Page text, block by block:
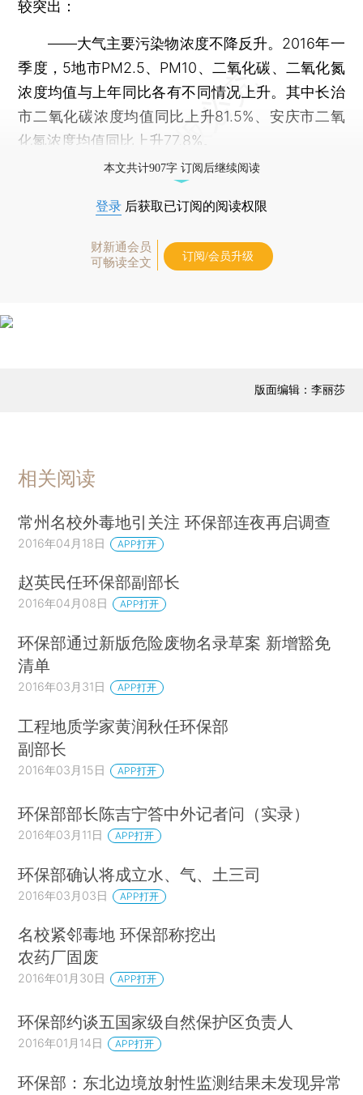
较突出：
——大气主要污染物浓度不降反升。2016年一
季度，5地市PM2.5、PM10、二氧化碳、二氧化氮
浓度均值与上年同比各有不同情况上升。其中长治
市二氧化碳浓度均值同比上升81.5%、安庆市二氧
化氮浓度均值同比上升77.8%。
本文共计907字 订阅后继续阅读
登录 后获取已订阅的阅读权限
财新通会员
可畅读全文
订阅/会员升级
版面编辑：李丽莎
相关阅读
常州名校外毒地引关注 环保部连夜再启调查
2016年04月18日 APP打开
赵英民任环保部副部长
2016年04月08日 APP打开
环保部通过新版危险废物名录草案 新增豁免
清单
2016年03月31日 APP打开
工程地质学家黄润秋任环保部
副部长
2016年03月15日 APP打开
环保部部长陈吉宁答中外记者问（实录）
2016年03月11日 APP打开
环保部确认将成立水、气、土三司
2016年03月03日 APP打开
名校紧邻毒地 环保部称挖出
农药厂固废
2016年01月30日 APP打开
环保部约谈五国家级自然保护区负责人
2016年01月14日 APP打开
环保部：东北边境放射性监测结果未发现异常